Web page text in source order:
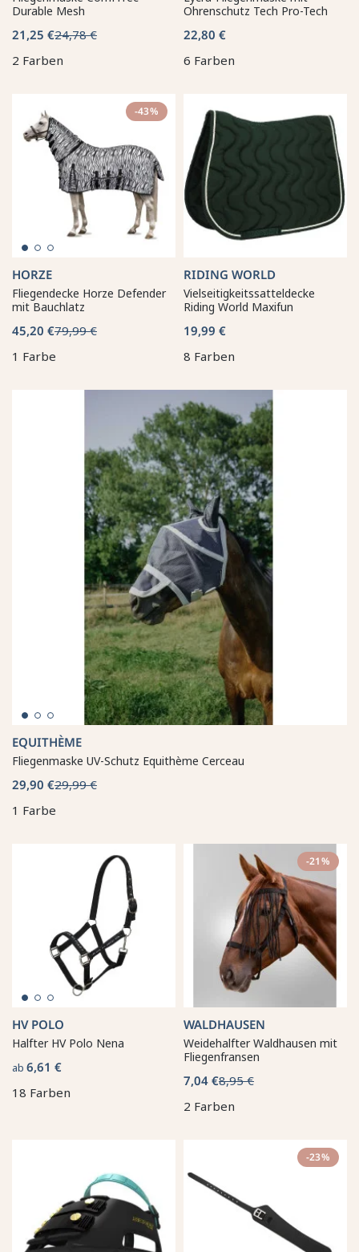
Durable Mesh
21,25 €24,78 €
2 Farben
Ohrenschutz Tech Pro-Tech
22,80 €
6 Farben
-43%
HORZE
Fliegendecke Horze Defender
mit Bauchlatz
45,20 €79,99 €
1 Farbe
RIDING WORLD
Vielseitigkeitssatteldecke
Riding World Maxifun
19,99 €
8 Farben
EQUITHÈME
Fliegenmaske UV-Schutz Equithème Cerceau
29,90 €29,99 €
1 Farbe
HV POLO
Halfter HV Polo Nena
ab 6,61 €
18 Farben
-21%
WALDHAUSEN
Weidehalfter Waldhausen mit
Fliegenfransen
7,04 €8,95 €
2 Farben
-23%